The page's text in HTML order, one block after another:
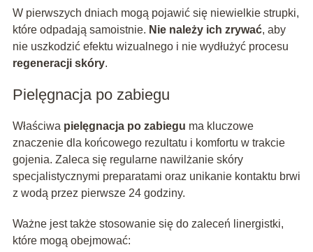
W pierwszych dniach mogą pojawić się niewielkie strupki,
które odpadają samoistnie. Nie należy ich zrywać, aby
nie uszkodzić efektu wizualnego i nie wydłużyć procesu
regeneracji skóry.
Pielęgnacja po zabiegu
Właściwa pielęgnacja po zabiegu ma kluczowe
znaczenie dla końcowego rezultatu i komfortu w trakcie
gojenia. Zaleca się regularne nawilżanie skóry
specjalistycznymi preparatami oraz unikanie kontaktu brwi
z wodą przez pierwsze 24 godziny.
Ważne jest także stosowanie się do zaleceń linergistki,
które mogą obejmować: